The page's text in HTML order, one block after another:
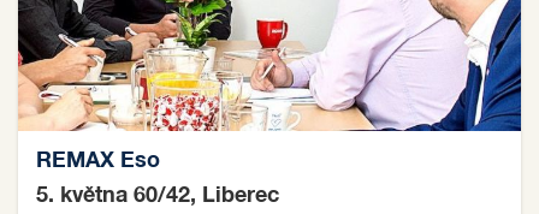
REMAX Eso
5. května 60/42, Liberec